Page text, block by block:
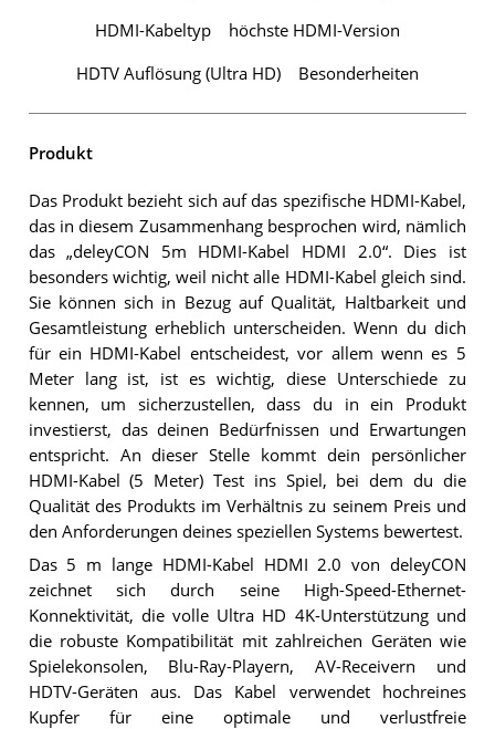
HDMI-Kabeltyp höchste HDMI-Version
HDTV Auflösung (Ultra HD) Besonderheiten
Produkt
Das Produkt bezieht sich auf das spezifische HDMI-Kabel,
das in diesem Zusammenhang besprochen wird, nämlich
das „deleyCON 5m HDMI-Kabel HDMI 2.0“. Dies ist
besonders wichtig, weil nicht alle HDMI-Kabel gleich sind.
Sie können sich in Bezug auf Qualität, Haltbarkeit und
Gesamtleistung erheblich unterscheiden. Wenn du dich
für ein HDMI-Kabel entscheidest, vor allem wenn es 5
Meter lang ist, ist es wichtig, diese Unterschiede zu
kennen, um sicherzustellen, dass du in ein Produkt
investierst, das deinen Bedürfnissen und Erwartungen
entspricht. An dieser Stelle kommt dein persönlicher
HDMI-Kabel (5 Meter) Test ins Spiel, bei dem du die
Qualität des Produkts im Verhältnis zu seinem Preis und
den Anforderungen deines speziellen Systems bewertest.
Das 5 m lange HDMI-Kabel HDMI 2.0 von deleyCON
zeichnet sich durch seine High-Speed-Ethernet-
Konnektivität, die volle Ultra HD 4K-Unterstützung und
die robuste Kompatibilität mit zahlreichen Geräten wie
Spielekonsolen, Blu-Ray-Playern, AV-Receivern und
HDTV-Geräten aus. Das Kabel verwendet hochreines
Kupfer für eine optimale und verlustfreie